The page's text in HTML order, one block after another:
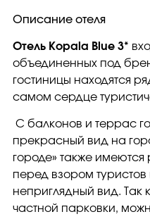
Описание отеля
Отель Kopala Blue 3*
объединенных под
гостиницы находятся
самом сердце
С балконов и террас
прекрасный вид на
городе» также
перед взором туристов
неприглядный вид. Так
частной парковки,